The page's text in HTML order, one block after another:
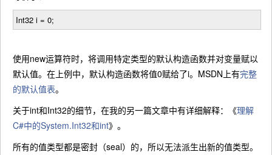
Int32 i = 0;
使用new运算符时，将调用特定类型的默认构造函数并对变量赋以
默认值。在上例中，默认构造函数将值0赋给了i。MSDN上有完整
的默认值表。
关于int和Int32的细节，在我的另一篇文章中有详细解释：《理解
C#中的System.Int32和int》。
所有的值类型都是密封（seal）的，所以无法派生出新的值类型。